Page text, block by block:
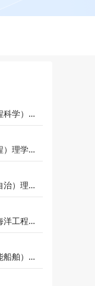
学）理
理学硕
）理学
工程）
舶）理